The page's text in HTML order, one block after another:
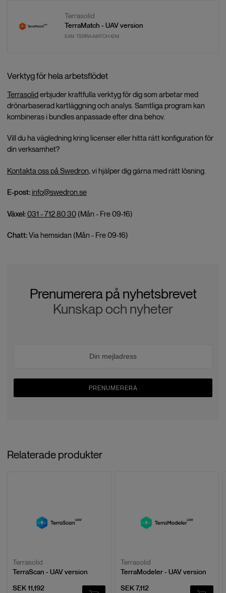
Terrasolid
TerraMatch - UAV version
EAN: TERRA-MATCH-12M
Verktyg för hela arbetsflödet
Terrasoliderbjuder kraftfulla verktyg för dig som arbetar med
drönarbaserad kartläggning och analys. Samtliga program kan
kombineras i bundles anpassade efter dina behov.
Vill du ha vägledning kring licenser eller hitta rätt konfiguration för
din verksamhet?
Kontakta oss på Swedron, vi hjälper dig gärna med rätt lösning.
E-post: info@swedron.se
Växel:031 - 712 80 30(Mån - Fre 09-16)
Chatt:Via hemsidan (Mån - Fre 09-16)
Prenumerera på nyhetsbrevet
Kunskap och nyheter
PRENUMERERA
Relaterade produkter
Terrasolid
TerraScan - UAV version
SEK 11,192
Terrasolid
TerraModeler - UAV version
SEK 7,112